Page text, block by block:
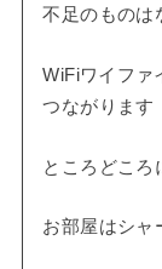
不足のものは
WiFiワイファ
つながります
ところどころ
お部屋はシャ